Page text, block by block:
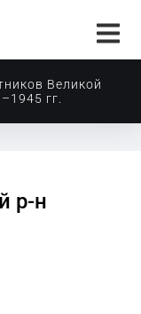
Великой
гг.
р-н